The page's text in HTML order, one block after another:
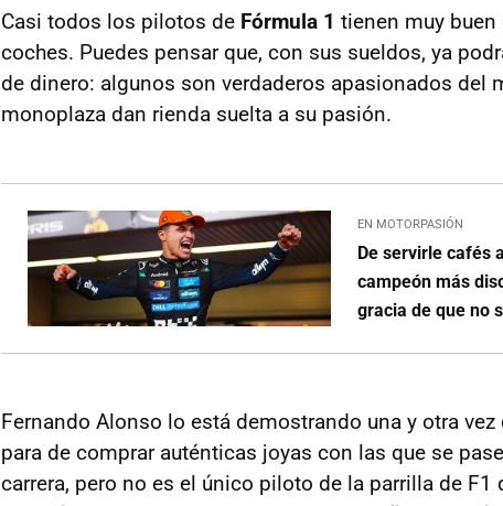
Casi todos los pilotos de Fórmula 1 tienen muy
coches. Puedes pensar que, con sus sueldos, ya
de dinero: algunos son verdaderos apasionados del
monoplaza dan rienda suelta a su pasión.
EN MOTORPASIÓN
De servirle cafés
campeón más
gracia de que no
Fernando Alonso lo está demostrando una y otra
para de comprar auténticas joyas con las que se
carrera, pero no es el único piloto de la parrilla de F1